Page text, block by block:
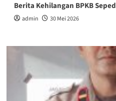
Berita Kehilangan BPKB
admin 30 Mei 2026